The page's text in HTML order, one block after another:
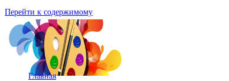
Перейти к содержимому
Главная